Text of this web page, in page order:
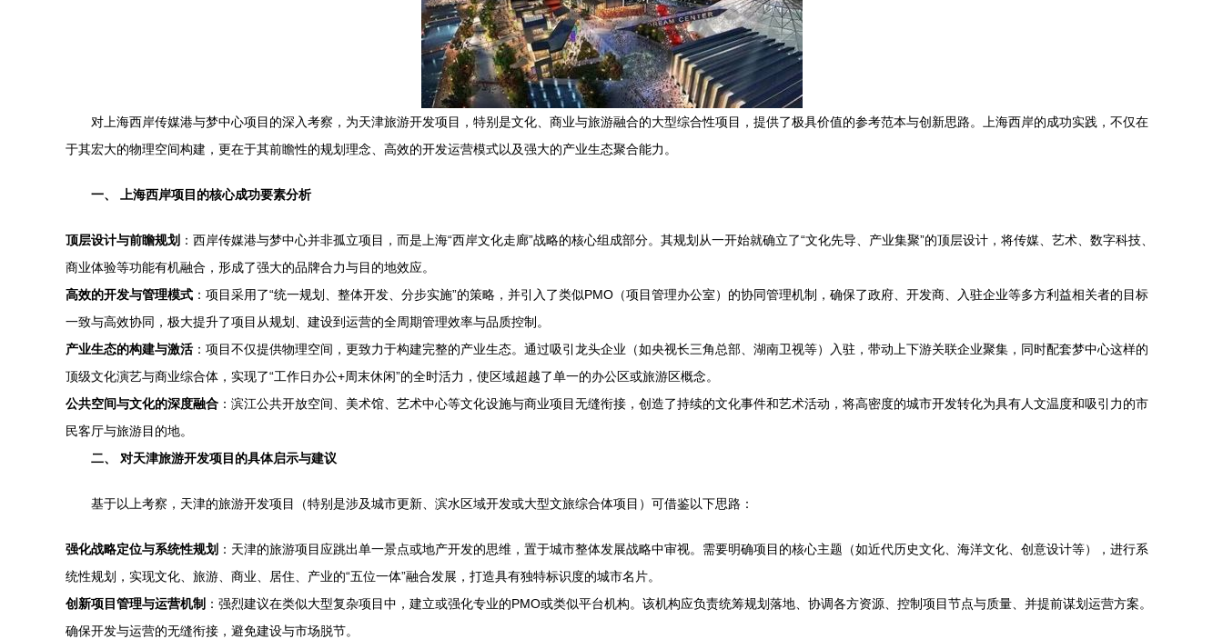
对上海西岸传媒港与梦中心项目的深入考察，为天津旅游开发项目，特别是文化、商业与旅游融合的大型综合性项目，提供了极具价值的参考范本与创新思路。上海西岸的成功实践，不仅在
于其宏大的物理空间构建，更在于其前瞻性的规划理念、高效的开发运营模式以及强大的产业生态聚合能力。
一、 上海西岸项目的核心成功要素分析
顶层设计与前瞻规划 ：西岸传媒港与梦中心并非孤立项目，而是上海“西岸文化走廊”战略的核心组成部分。其规划从一开始就确立了“文化先导、产业集聚”的顶层设计，将传媒、艺术、数字科技、
商业体验等功能有机融合，形成了强大的品牌合力与目的地效应。
高效的开发与管理模式 ：项目采用了“统一规划、整体开发、分步实施”的策略，并引入了类似PMO（项目管理办公室）的协同管理机制，确保了政府、开发商、入驻企业等多方利益相关者的目标
一致与高效协同，极大提升了项目从规划、建设到运营的全周期管理效率与品质控制。
产业生态的构建与激活 ：项目不仅提供物理空间，更致力于构建完整的产业生态。通过吸引龙头企业（如央视长三角总部、湖南卫视等）入驻，带动上下游关联企业聚集，同时配套梦中心这样的
顶级文化演艺与商业综合体，实现了“工作日办公+周末休闲”的全时活力，使区域超越了单一的办公区或旅游区概念。
公共空间与文化的深度融合 ：滨江公共开放空间、美术馆、艺术中心等文化设施与商业项目无缝衔接，创造了持续的文化事件和艺术活动，将高密度的城市开发转化为具有人文温度和吸引力的市
民客厅与旅游目的地。
二、 对天津旅游开发项目的具体启示与建议
基于以上考察，天津的旅游开发项目（特别是涉及城市更新、滨水区域开发或大型文旅综合体项目）可借鉴以下思路：
强化战略定位与系统性规划 ：天津的旅游项目应跳出单一景点或地产开发的思维，置于城市整体发展战略中审视。需要明确项目的核心主题（如近代历史文化、海洋文化、创意设计等），进行系
统性规划，实现文化、旅游、商业、居住、产业的“五位一体”融合发展，打造具有独特标识度的城市名片。
创新项目管理与运营机制 ：强烈建议在类似大型复杂项目中，建立或强化专业的PMO或类似平台机构。该机构应负责统筹规划落地、协调各方资源、控制项目节点与质量、并提前谋划运营方案。
确保开发与运营的无缝衔接，避免建设与市场脱节。